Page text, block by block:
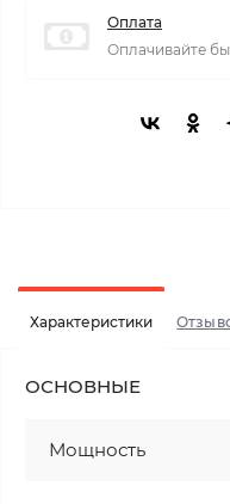
Оплата
Оплачивайте
Характеристики
ОСНОВНЫЕ
Мощность